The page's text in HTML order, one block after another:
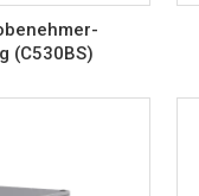
(C530BS)